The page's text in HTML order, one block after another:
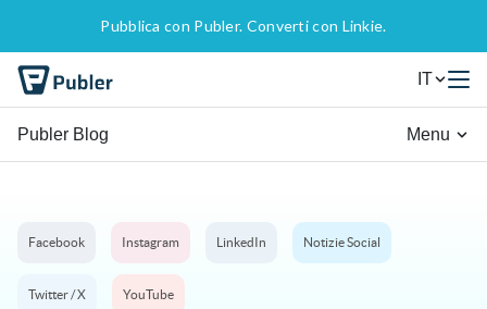
Pubblica con Publer. Converti con Linkie.
IT
Publer Blog Menu
Facebook Instagram LinkedIn Notizie Social
Twitter / X YouTube